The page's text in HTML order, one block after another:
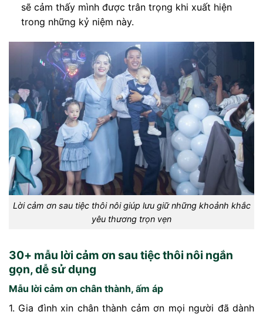
sẽ cảm thấy mình được trân trọng khi xuất hiện
trong những kỷ niệm này.
Lời cảm ơn sau tiệc thôi nôi giúp lưu giữ những khoảnh khắc
yêu thương trọn vẹn
30+ mẫu lời cảm ơn sau tiệc thôi nôi ngắn
gọn, dễ sử dụng
Mẫu lời cảm ơn chân thành, ấm áp
1. Gia đình xin chân thành cảm ơn mọi người đã dành